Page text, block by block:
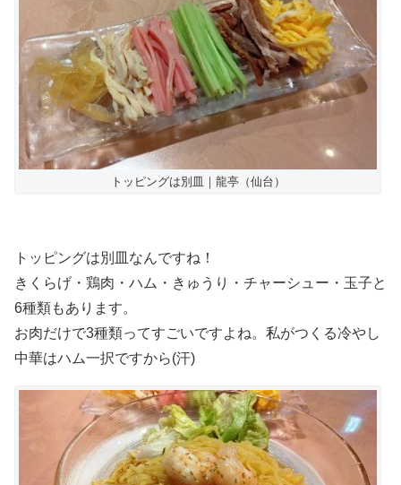
トッピングは別皿｜龍亭（仙台）
トッピングは別皿なんですね！
きくらげ・鶏肉・ハム・きゅうり・チャーシュー・玉子と
6種類もあります。
お肉だけで3種類ってすごいですよね。私がつくる冷やし
中華はハム一択ですから(汗)